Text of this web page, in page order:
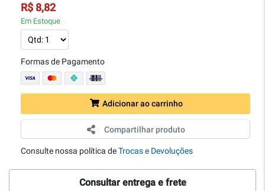
R$ 8,82
Em Estoque
Formas de Pagamento
Adicionar ao carrinho
Compartilhar produto
Consulte nossa política deTrocas e Devoluções
Consultar entrega e frete